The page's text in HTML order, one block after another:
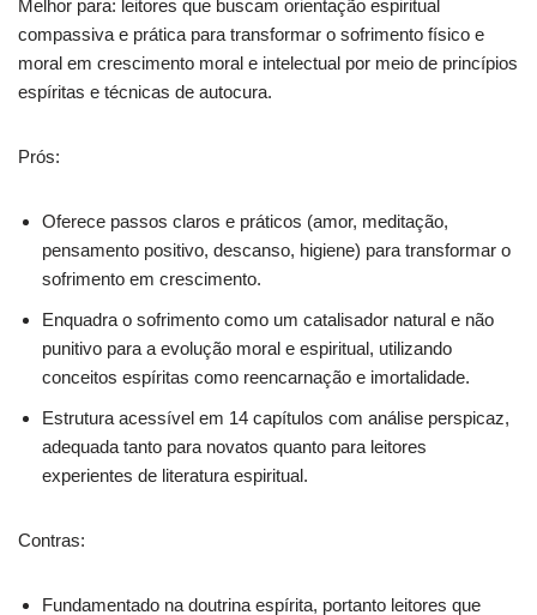
Melhor para: leitores que buscam orientação espiritual
compassiva e prática para transformar o sofrimento físico e
moral em crescimento moral e intelectual por meio de princípios
espíritas e técnicas de autocura.
Prós:
Oferece passos claros e práticos (amor, meditação,
pensamento positivo, descanso, higiene) para transformar o
sofrimento em crescimento.
Enquadra o sofrimento como um catalisador natural e não
punitivo para a evolução moral e espiritual, utilizando
conceitos espíritas como reencarnação e imortalidade.
Estrutura acessível em 14 capítulos com análise perspicaz,
adequada tanto para novatos quanto para leitores
experientes de literatura espiritual.
Contras:
Fundamentado na doutrina espírita, portanto leitores que